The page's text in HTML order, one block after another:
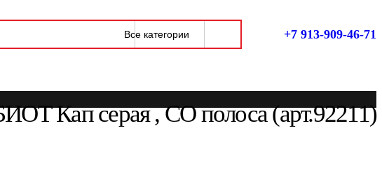
+7 913-909-46-71
Кап серая , СО полоса (арт.92211)